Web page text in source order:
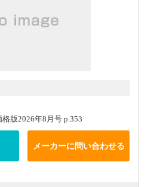
版2026年8月号 p.353
メーカーに問い合わせる